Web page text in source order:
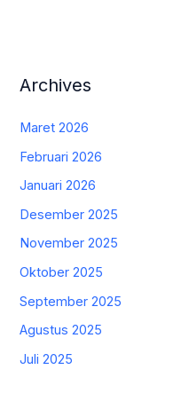
Archives
Maret 2026
Februari 2026
Januari 2026
Desember 2025
November 2025
Oktober 2025
September 2025
Agustus 2025
Juli 2025